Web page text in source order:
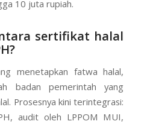
10 juta rupiah.
sertifikat halal
menetapkan fatwa halal,
badan pemerintah yang
Prosesnya kini terintegrasi:
audit oleh LPPOM MUI,